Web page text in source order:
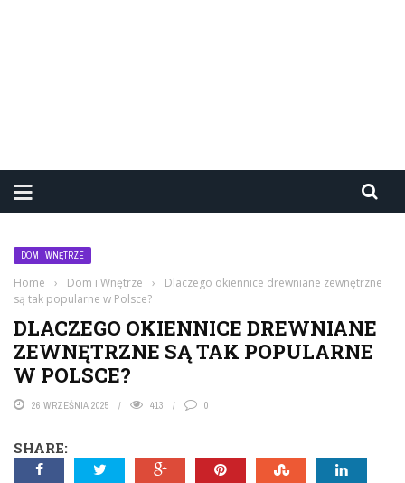
DOM I WNĘTRZE
Home › Dom i Wnętrze ›
Dlaczego okiennice drewniane zewnętrzne
są tak popularne w Polsce?
DLACZEGO OKIENNICE DREWNIANE
ZEWNĘTRZNE SĄ TAK POPULARNE
W POLSCE?
26 WRZEŚNIA 2025 413 0
SHARE: